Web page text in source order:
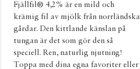
Fjällfil® 4,2% är en mild och
krämig fil av mjölk från norrländska
gårdar. Den kittlande känslan på
tungan är det som gör den så
speciell. Ren, naturlig njutning!
Toppa med dina egna favoriter eller